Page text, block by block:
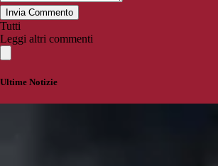
Invia Commento
Tutti
Leggi altri commenti
Ultime Notizie